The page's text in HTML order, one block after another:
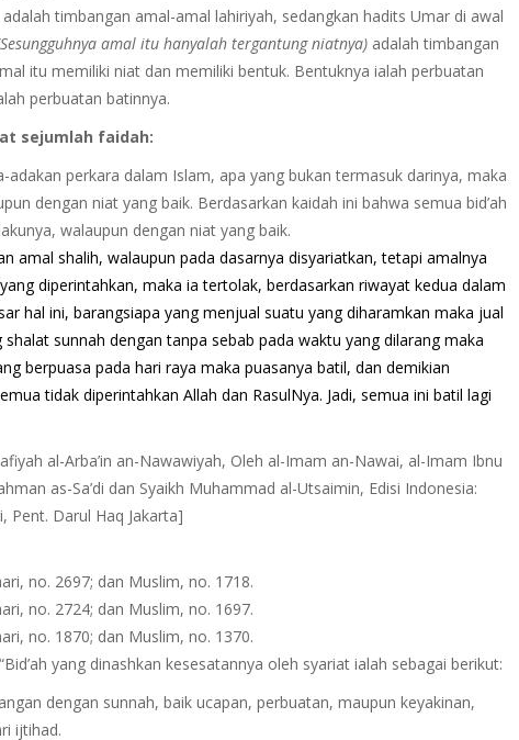
timbangan amal-amal lahiriyah, sedangkan hadits Umar di awal
amal itu hanyalah tergantung niatnya)adalah timbangan
itu memiliki niat dan memiliki bentuk. Bentuknya ialah perbuatan
perbuatan batinnya.
sejumlah faidah:
adakan perkara dalam Islam, apa yang bukan termasuk darinya, maka
dengan niat yang baik. Berdasarkan kaidah ini bahwa semua bid’ah
walaupun dengan niat yang baik.
amal shalih, walaupun pada dasarnya disyariatkan, tetapi amalnya
diperintahkan, maka ia tertolak, berdasarkan riwayat kedua dalam
hal ini, barangsiapa yang menjual suatu yang diharamkan maka jual
shalat sunnah dengan tanpa sebab pada waktu yang dilarang maka
berpuasa pada hari raya maka puasanya batil, dan demikian
tidak diperintahkan Allah dan RasulNya. Jadi, semua ini batil lagi
al-Arba’in an-Nawawiyah, Oleh al-Imam an-Nawai, al-Imam Ibnu
as-Sa’di dan Syaikh Muhammad al-Utsaimin, Edisi Indonesia:
Pent. Darul Haq Jakarta]
no. 2697; dan Muslim, no. 1718.
no. 2724; dan Muslim, no. 1697.
no. 1870; dan Muslim, no. 1370.
yang dinashkan kesesatannya oleh syariat ialah sebagai berikut:
dengan sunnah, baik ucapan, perbuatan, maupun keyakinan,
ijtihad.